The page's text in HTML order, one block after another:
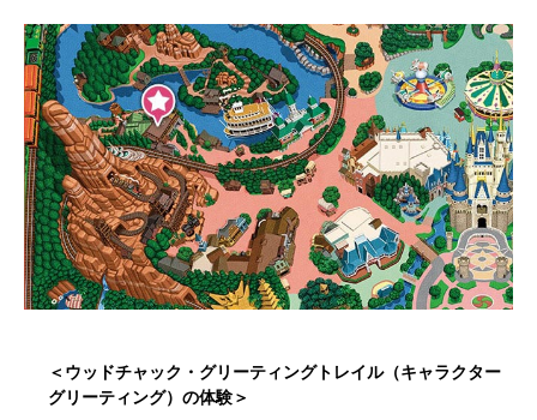
＜ウッドチャック・グリーティングトレイル（キャラクター
グリーティング）の体験＞